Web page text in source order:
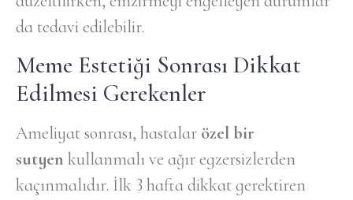
da tedavi edilebilir.
Meme Estetiği Sonrası Dikkat
Edilmesi Gerekenler
Ameliyat sonrası, hastalar özel bir
sutyen kullanmalı ve ağır egzersizlerden
kaçınmalıdır. İlk 3 hafta dikkat gerektiren